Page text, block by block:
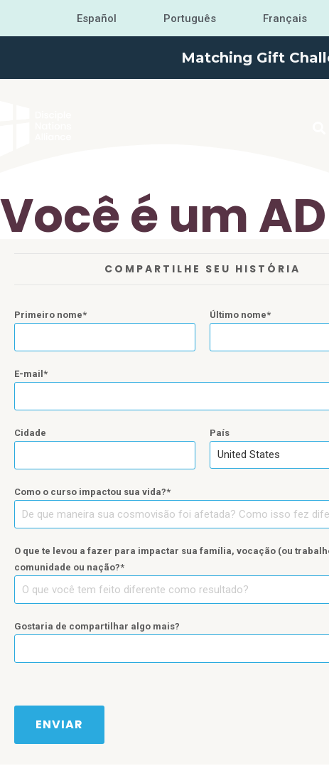
Español Português Français
Matching Gift
Você é um
COMPARTILHE SEU HISTÓRIA
Primeiro nome Último nome
E-mail
Cidade País
United States
Como o curso impactou sua vida?
O que te levou a fazer para impactar sua família, vocação (ou
comunidade ou nação?
Gostaria de compartilhar algo mais?
ENVIAR